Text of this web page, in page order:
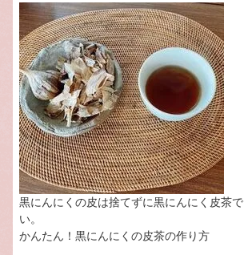
黒にんにくの皮は捨てずに黒にんにく皮茶
い。
かんたん！黒にんにくの皮茶の作り方